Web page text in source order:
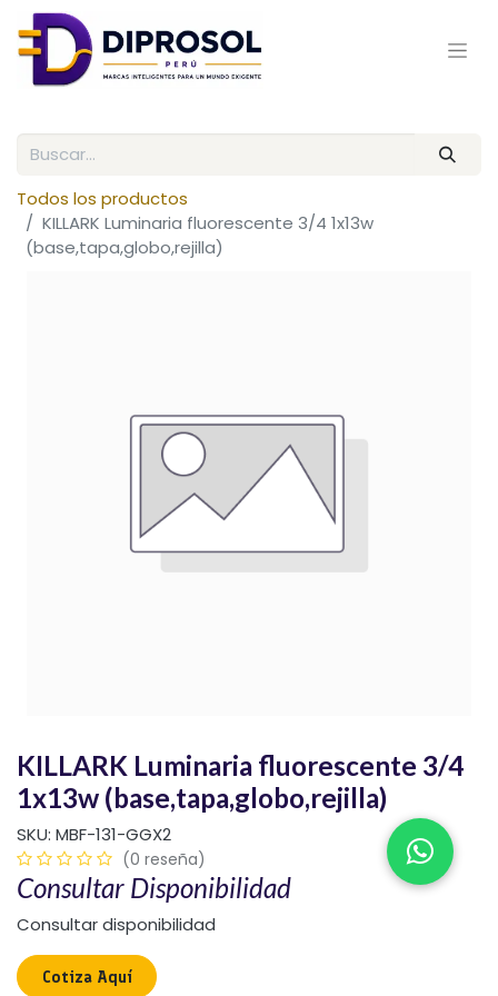
Todos los productos
KILLARK Luminaria fluorescente 3/4 1x13w
(base,tapa,globo,rejilla)
KILLARK Luminaria fluorescente 3/4
1x13w (base,tapa,globo,rejilla)
SKU: MBF-131-GGX2
(0 reseña)
Consultar Disponibilidad
Consultar disponibilidad
Cotiza Aquí​